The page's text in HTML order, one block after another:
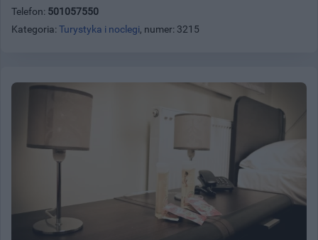
Telefon: 501057550
Kategoria: Turystyka i noclegi, numer: 3215